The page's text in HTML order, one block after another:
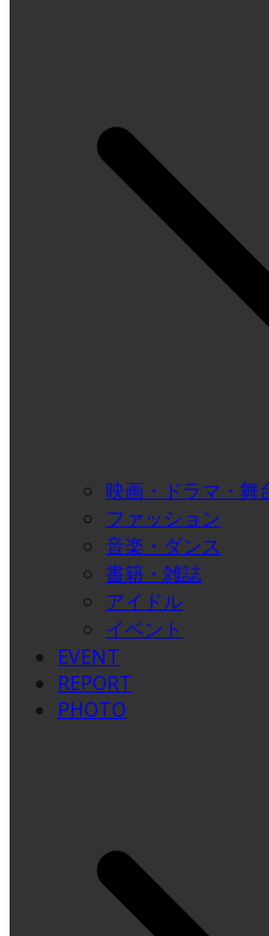
映画・ドラマ・舞
ファッション
音楽・ダンス
書籍・雑誌
アイドル
イベント
EVENT
REPORT
PHOTO